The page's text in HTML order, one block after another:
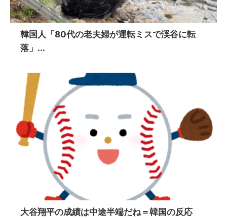
韓国人「80代の老夫婦が運転ミスで渓谷に転
落」...
大谷翔平の成績は中途半端だね＝韓国の反応